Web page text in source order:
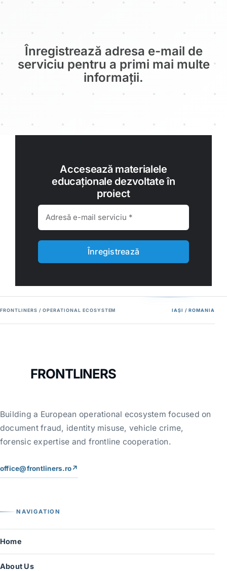
Înregistrează adresa e-mail de
serviciu pentru a primi mai multe
informații.
Accesează materialele
educaționale dezvoltate în
proiect
Înregistrează
FRONTLINERS / OPERATIONAL ECOSYSTEM IAȘI / ROMANIA
FRONTLINERS
Building a European operational ecosystem focused on
document fraud, identity misuse, vehicle crime,
forensic expertise and frontline cooperation.
office@frontliners.ro↗
NAVIGATION
Home
About Us